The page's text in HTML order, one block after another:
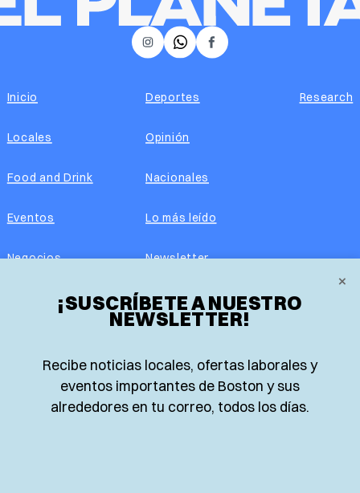
×
¡SUSCRÍBETE A NUESTRO
NEWSLETTER!
Recibe noticias locales, ofertas laborales y
eventos importantes de Boston y sus
alrededores en tu correo, todos los días.
𝕏 Facebook
Instagram
Inicio
Locales
Food and Drink
Eventos
Negocios
Real Estate
Guía de Recursos
Deportes
Opinión
Nacionales
Lo más leído
Newsletter
Edición impresa
Advertise with us
Research